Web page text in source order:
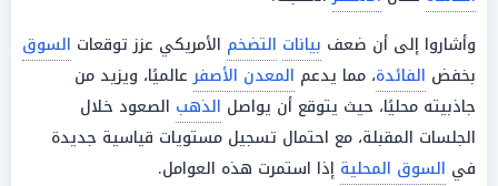
وأشاروا إلى أن ضعف بيانات التضخم الأمريكي عزز توقعات السوق
بخفض الفائدة، مما يدعم المعدن الأصفرعالميًا، ويزيد من
جاذبيته محليًا، حيث يتوقع أن يواصل الذهب الصعود خلال
الجلسات المقبلة، مع احتمال تسجيل مستويات قياسية جديدة
في السوق المحلية إذا استمرت هذه العوامل.